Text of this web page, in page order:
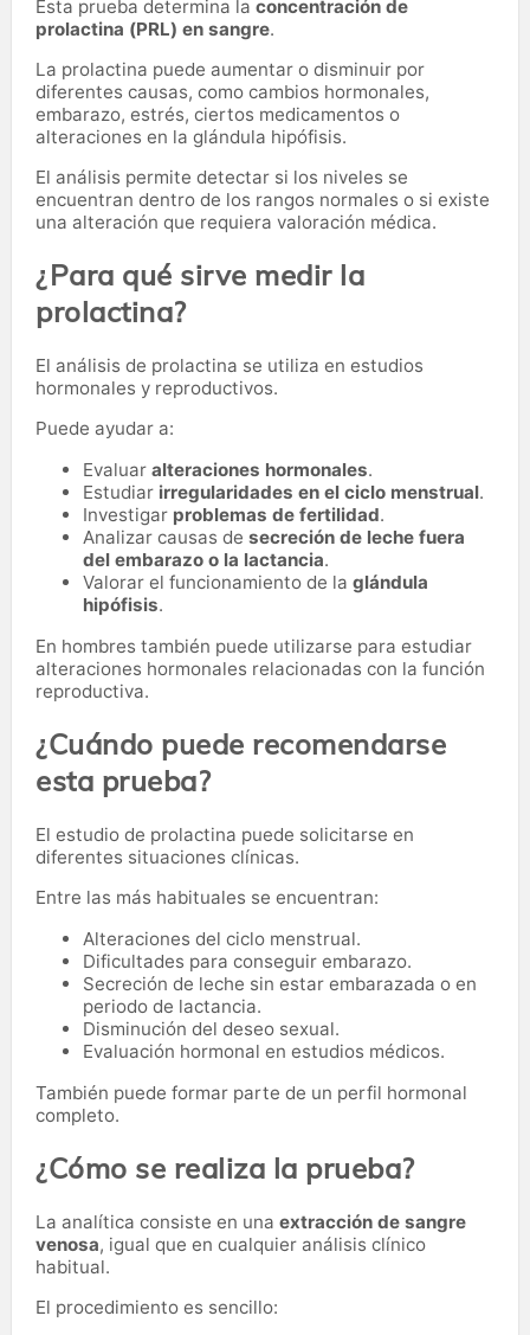
Esta prueba determina la concentración de
prolactina (PRL) en sangre.
La prolactina puede aumentar o disminuir por
diferentes causas, como cambios hormonales,
embarazo, estrés, ciertos medicamentos o
alteraciones en la glándula hipófisis.
El análisis permite detectar si los niveles se
encuentran dentro de los rangos normales o si existe
una alteración que requiera valoración médica.
¿Para qué sirve medir la
prolactina?
El análisis de prolactina se utiliza en estudios
hormonales y reproductivos.
Puede ayudar a:
Evaluar alteraciones hormonales.
Estudiar irregularidades en el ciclo menstrual.
Investigar problemas de fertilidad.
Analizar causas de secreción de leche fuera
del embarazo o la lactancia.
Valorar el funcionamiento de la glándula
hipófisis.
En hombres también puede utilizarse para estudiar
alteraciones hormonales relacionadas con la función
reproductiva.
¿Cuándo puede recomendarse
esta prueba?
El estudio de prolactina puede solicitarse en
diferentes situaciones clínicas.
Entre las más habituales se encuentran:
Alteraciones del ciclo menstrual.
Dificultades para conseguir embarazo.
Secreción de leche sin estar embarazada o en
periodo de lactancia.
Disminución del deseo sexual.
Evaluación hormonal en estudios médicos.
También puede formar parte de un perfil hormonal
completo.
¿Cómo se realiza la prueba?
La analítica consiste en una extracción de sangre
venosa, igual que en cualquier análisis clínico
habitual.
El procedimiento es sencillo: